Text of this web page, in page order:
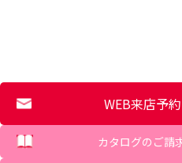
WEB来店予約
カタログのご請